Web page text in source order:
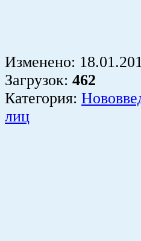
Изменено:
Загрузок: 462
Категория:
лиц